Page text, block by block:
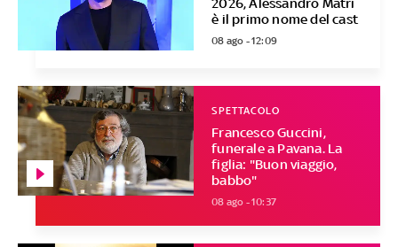
2026, Alessandro Matri
è il primo nome del cast
08 ago - 12:09
Francesco Guccini,
funerale a Pavana. La
figlia: "Buon viaggio,
babbo"
SPETTACOLO
08 ago - 10:37